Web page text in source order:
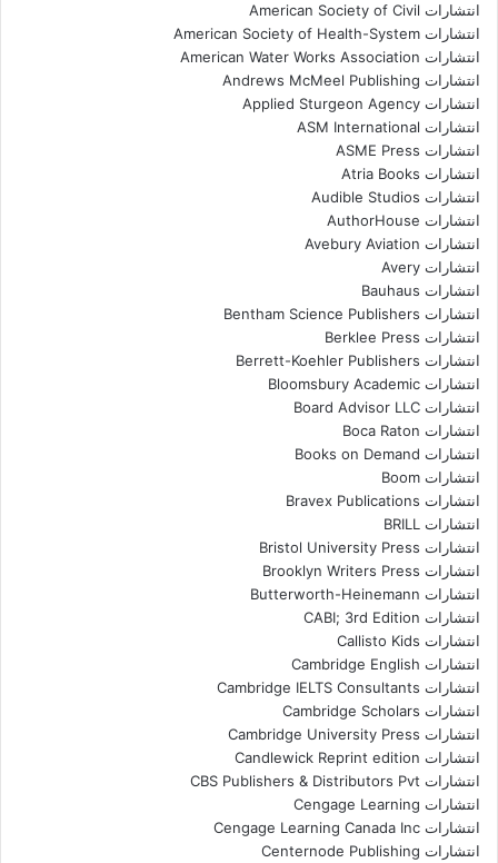
انتشارات American Society of Civil
انتشارات American Society of Health-System
انتشارات American Water Works Association
انتشارات Andrews McMeel Publishing
انتشارات Applied Sturgeon Agency
انتشارات ASM International
انتشارات ASME Press
انتشارات Atria Books
انتشارات Audible Studios
انتشارات AuthorHouse
انتشارات Avebury Aviation
انتشارات Avery
انتشارات Bauhaus
انتشارات Bentham Science Publishers
انتشارات Berklee Press
انتشارات Berrett-Koehler Publishers
انتشارات Bloomsbury Academic
انتشارات Board Advisor LLC
انتشارات Boca Raton
انتشارات Books on Demand
انتشارات Boom
انتشارات Bravex Publications
انتشارات BRILL
انتشارات Bristol University Press
انتشارات Brooklyn Writers Press
انتشارات Butterworth-Heinemann
انتشارات CABI; 3rd Edition
انتشارات Callisto Kids
انتشارات Cambridge English
انتشارات Cambridge IELTS Consultants
انتشارات Cambridge Scholars
انتشارات Cambridge University Press
انتشارات Candlewick Reprint edition
انتشارات CBS Publishers & Distributors Pvt
انتشارات Cengage Learning
انتشارات Cengage Learning Canada Inc
انتشارات Centernode Publishing